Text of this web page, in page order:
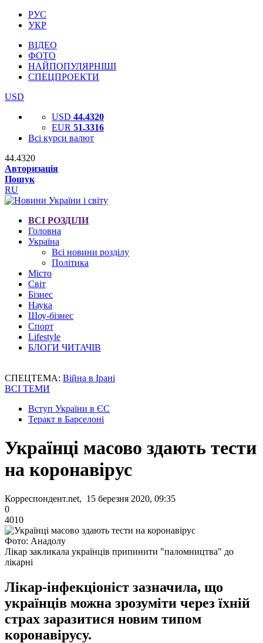
РУС
УКР
ВІДЕО
ФОТО
НАЙПОПУЛЯРНІШІ
СПЕЦПРОЕКТИ
USD
USD 44.4320
EUR 51.3316
Всі курси валют
44.4320
Авторизація
Пошук
RU
ВСІ РОЗДІЛИ
Головна
Україна
Всі новини розділу
Політика
Місто
Світ
Бізнес
Наука
Шоу-бізнес
Спорт
Lifestyle
БЛОГИ ЧИТАЧІВ
СПЕЦТЕМА: Війна в Ірані
ВСІ ТЕМИ
Вступ України в ЄС
Теракт в Барселоні
Українці масово здають тести
на коронавірус
Корреспондент.net, 15 березня 2020, 09:35
0
4010
Фото: Анадолу
Лікар закликала українців припинити "паломництва" до
лікарні
Лікар-інфекціоніст зазначила, що
українців можна зрозуміти через їхній
страх заразитися новим типом
коронавірусу.